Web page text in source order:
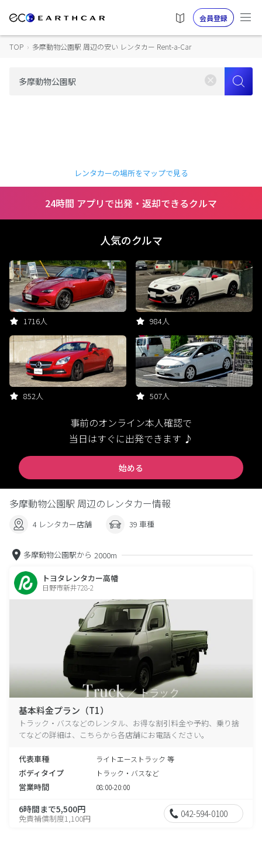
会員登録
TOP › 多摩動物公園駅 周辺の安い レンタカー Rent-a-Car
レンタカーの場所をマップで見る
24時間 アプリで出発・返却できるクルマ
人気のクルマ
1716人 984人
852人 507人
事前のオンライン本人確認で
当日はすぐに出発できます ♪
始める
多摩動物公園駅 周辺のレンタカー情報
4 レンタカー店舗 39 車種
多摩動物公園駅から 2000m
トヨタレンタカー高幡
日野市新井728-2
基本料金プラン（T1）
トラック・バスなどのレンタル、お得な割引料金や予約、乗り捨
てなどの詳細は、こちらから各店舗にお電話ください。
代表車種 ライトエーストラック 等
ボディタイプ トラック・バスなど
営業時間 08:00-20:00
6時間まで5,500円
免責補償制度1,100円 042-594-0100